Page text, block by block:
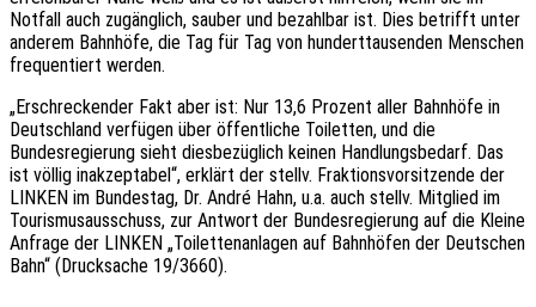
Notfall auch zugänglich, sauber und bezahlbar ist. Dies betrifft unter
anderem Bahnhöfe, die Tag für Tag von hunderttausenden Menschen
frequentiert werden.
„Erschreckender Fakt aber ist: Nur 13,6 Prozent aller Bahnhöfe in
Deutschland verfügen über öffentliche Toiletten, und die
Bundesregierung sieht diesbezüglich keinen Handlungsbedarf. Das
ist völlig inakzeptabel“, erklärt der stellv. Fraktionsvorsitzende der
LINKEN im Bundestag, Dr. André Hahn, u.a. auch stellv. Mitglied im
Tourismusausschuss, zur Antwort der Bundesregierung auf die Kleine
Anfrage der LINKEN „Toilettenanlagen auf Bahnhöfen der Deutschen
Bahn“ (Drucksache 19/3660).